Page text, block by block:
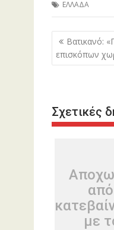
ΕΛΛΑΔΑ
άρθρων
Βατικανό:
επισκόπων
Σχετικές
με